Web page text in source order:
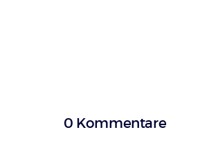
0 Kommentare